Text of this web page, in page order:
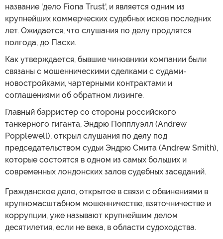
название 'дело Fiona Trust', и является одним из
крупнейших коммерческих судебных исков последних
лет. Ожидается, что слушания по делу продлятся
полгода, до Пасхи.
Как утверждается, бывшие чиновники компании были
связаны с мошенническими сделками с судами-
новостройками, чартерными контрактами и
соглашениями об обратном лизинге.
Главный барристер со стороны российского
танкерного гиганта, Эндрю Попплуэлл (Andrew
Popplewell), открыл слушания по делу под
председательством судьи Эндрю Смита (Andrew Smith),
которые состоятся в одном из самых больших и
современных лондонских залов судебных заседаний.
Гражданское дело, открытое в связи с обвинениями в
крупномасштабном мошенничестве, взяточничестве и
коррупции, уже называют крупнейшим делом
десятилетия, если не века, в области судоходства.